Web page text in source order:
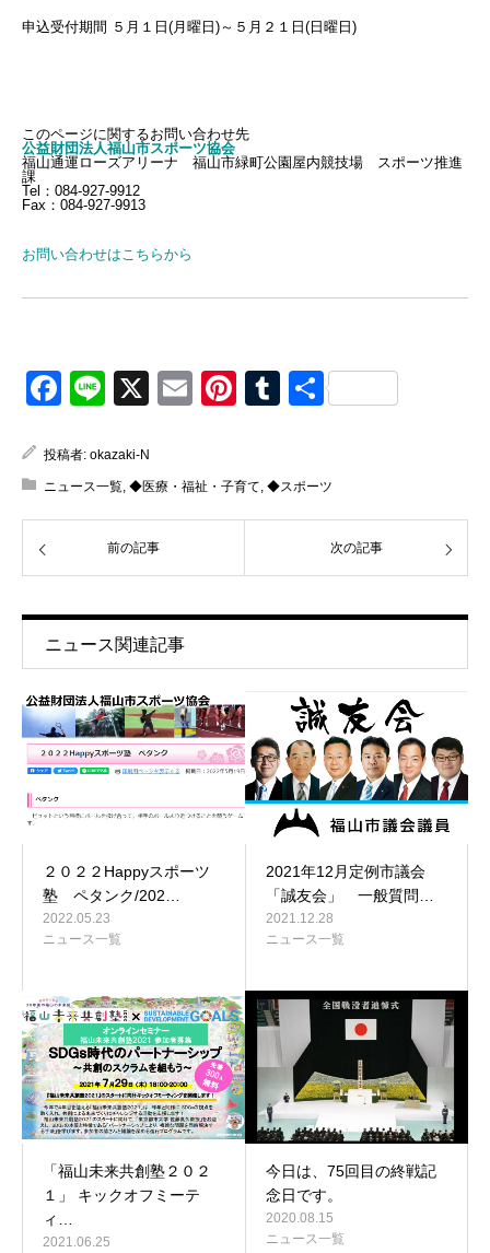
申込受付期間 ５月１日(月曜日)～５月２１日(日曜日)
このページに関するお問い合わせ先
公益財団法人福山市スポーツ協会
福山通運ローズアリーナ 福山市緑町公園屋内競技場 スポーツ推進
課
Tel：084-927-9912
Fax：084-927-9913
お問い合わせはこちらから
Facebook
Line
X EmailPinterest
Tumblr
共
投稿者: okazaki-N
ニュース一覧, ◆医療・福祉・子育て, ◆スポーツ
前の記事 次の記事
ニュース関連記事
２０２２Happyスポーツ
塾 ペタンク/202…
2022.05.23
ニュース一覧
2021年12月定例市議会
「誠友会」 一般質問…
2021.12.28
ニュース一覧
「福山未来共創塾２０２
１」 キックオフミーテ
ィ…
2021.06.25
今日は、75回目の終戦記
念日です。
2020.08.15
ニュース一覧